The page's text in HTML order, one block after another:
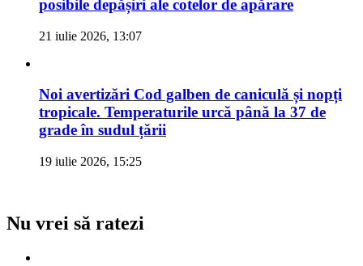
posibile depășiri ale cotelor de apărare
21 iulie 2026, 13:07
Noi avertizări Cod galben de caniculă și nopți
tropicale. Temperaturile urcă până la 37 de
grade în sudul țării
19 iulie 2026, 15:25
Nu vrei să ratezi